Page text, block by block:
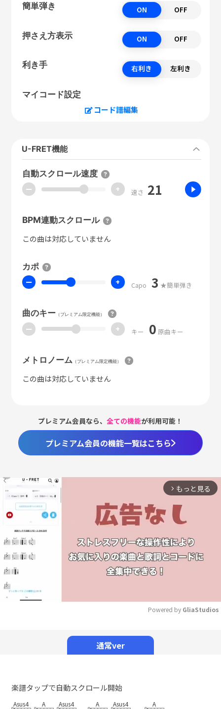
簡単弾き ON OFF
押さえ方表示 ON OFF
利き手 右利き 左利き
マイコード設定
コード譜編集
U-FRET機能
自動スクロール速度
ー + 速さ 21
BPM連動スクロール
この曲は対応していません
カポ
ー + Capo 3 ★簡単弾き
曲のキー（プレミアム限定機能）
ー + キー 0 原曲キー
メトロノーム （プレミアム限定機能）
この曲は対応していません
プレミアム会員なら、全ての機能が利用可能！
プレミアム会員の機能一覧はこちら
arrow_forward_ios もっと見る
Powered by GliaStudios
通常ver
楽譜タップで自動スクロール開始
Asus4 A Asus4 A Asus4 A